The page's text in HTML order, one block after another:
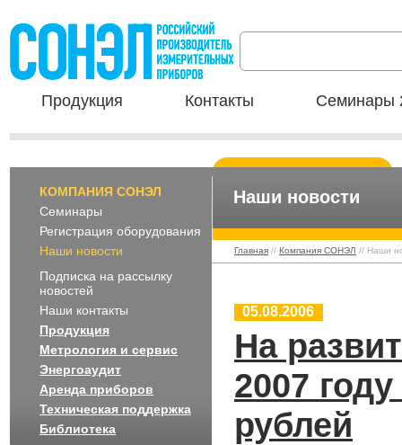
Продукция Контакты Семинары
КОМПАНИЯ СОНЭЛ
Семинары
Регистрация оборудования
Наши новости
Подписка на рассылку
новостей
Наши контакты
Продукция
Метрология и сервис
Энергоаудит
Аренда приборов
Техническая поддержка
Библиотека
Наши новости
Главная // Компания СОНЭЛ // Наши
05.08.2006
На
2007
рублей